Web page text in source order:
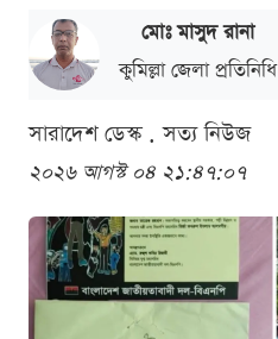
মোঃ মাসুদ রানা
কুমিল্লা জেলা প্রতিনিধি
সারাদেশ ডেস্ক . সত্য নিউজ
২০২৬ আগস্ট ০৪ ২১:৪৭:০৭